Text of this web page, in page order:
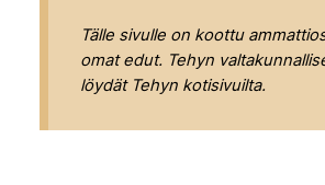
Tälle sivulle on koottu
omat edut. Tehyn
löydät Tehyn kotisivuilta.